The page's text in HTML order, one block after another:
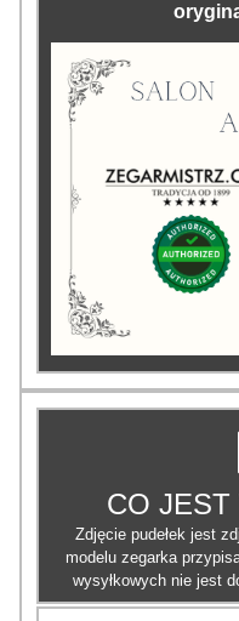
CO JEST
Zdjęcie pudełek jest
modelu zegarka
wysyłkowych nie jest